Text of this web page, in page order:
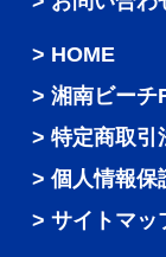
HOME
湘南ビーチ
特定商取引
個人情報保
サイトマッ